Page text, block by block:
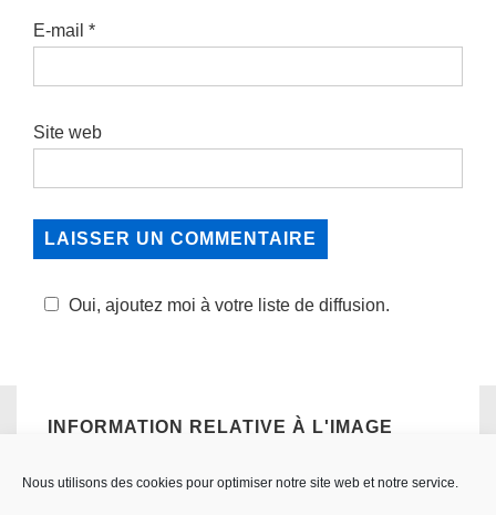
Nous utilisons des cookies pour optimiser notre site web et notre service.
E-mail *
Site web
Oui, ajoutez moi à votre liste de diffusion.
INFORMATION RELATIVE À L'IMAGE
Obturateur: 1/5000.0 sec